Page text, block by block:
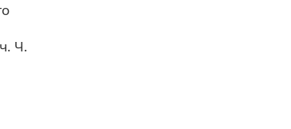
Ч.